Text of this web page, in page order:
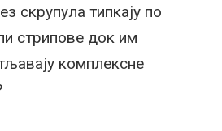
скрупула типкају по
стрипове док им
комплексне